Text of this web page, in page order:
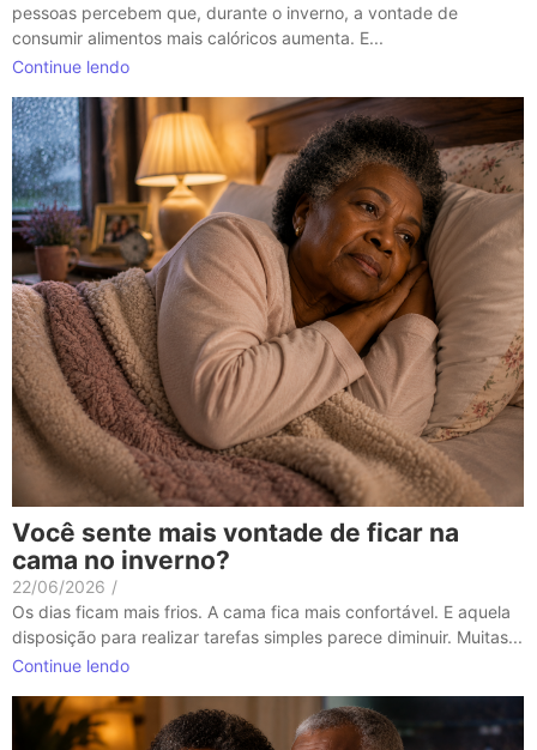
pessoas percebem que, durante o inverno, a vontade de
consumir alimentos mais calóricos aumenta. E...
Continue lendo
Você sente mais vontade de ficar na
cama no inverno?
22/06/2026 /
Os dias ficam mais frios. A cama fica mais confortável. E aquela
disposição para realizar tarefas simples parece diminuir. Muitas...
Continue lendo